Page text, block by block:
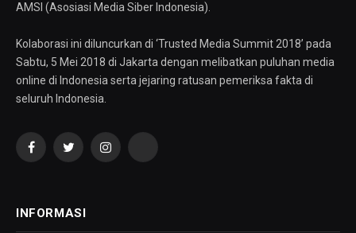
AMSI (Asosiasi Media Siber Indonesia).
Kolaborasi ini diluncurkan di ‘Trusted Media Summit 2018’ pada
Sabtu, 5 Mei 2018 di Jakarta dengan melibatkan puluhan media
online di Indonesia serta jejaring ratusan pemeriksa fakta di
seluruh Indonesia.
FacebookTwitterInstagramYouTube
INFORMASI